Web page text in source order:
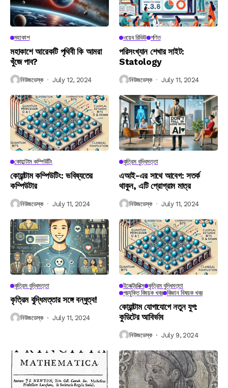
মহাকাশ
মহাকাশে আরেকটি পৃথিবী কি আমরা
খুঁজে পাব?
নিউজডেস্ক July 12, 2024
ওয়েব রিভিউ গণিত
পরিসংখ্যান শেখার সাইট:
Statology
নিউজডেস্ক July 11, 2024
কোয়ান্টাম কম্পিউটিং
কোয়ান্টাম কম্পিউটিং: ভবিষ্যতের
কম্পিউটার
নিউজডেস্ক July 11, 2024
কৃত্রিম বুদ্ধিমত্তা
এআই-এর সাথে আবেগ: সতর্ক
থাকুন, এটি প্রোগ্রাম মাত্র
নিউজডেস্ক July 11, 2024
কৃত্রিম বুদ্ধিমত্তা
কৃত্রিম বুদ্ধিমত্তার সঙ্গে বন্ধুত্ব!
নিউজডেস্ক July 11, 2024
ইলেক্ট্রনিক্স কৃত্রিম বুদ্ধিমত্তা
প্রযুক্তি বিষয়ক খবর বিজ্ঞান বিষয়ক খবর
কোয়ান্টাম যোগাযোগে নতুন যুগ:
কুডিটের আবির্ভাব
নিউজডেস্ক July 9, 2024